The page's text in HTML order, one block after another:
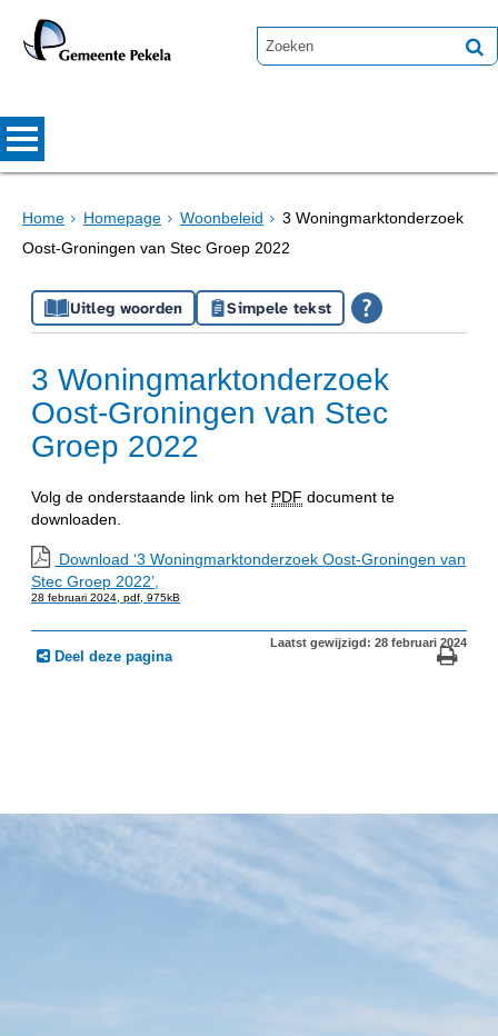
Home Homepage Woonbeleid
3 Woningmarktonderzoek
Oost-Groningen van Stec Groep 2022
Uitleg woorden Simpele tekst
3 Woningmarktonderzoek
Oost-Groningen van Stec
Groep 2022
Volg de onderstaande link om het PDF document te
downloaden.
Download ‘3 Woningmarktonderzoek Oost-Groningen van
Stec Groep 2022’,
28 februari 2024,pdf , 975kB
Deel deze pagina
Laatst gewijzigd: 28 februari 2024